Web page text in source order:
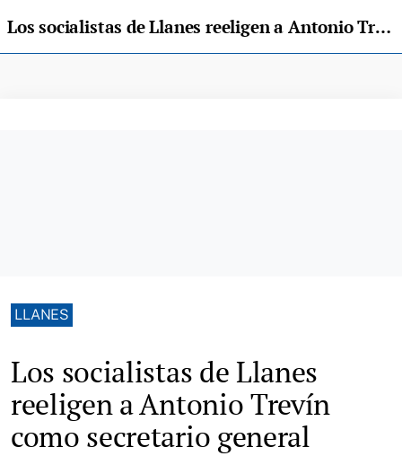
Los socialistas de Llanes reeligen a Antonio Trevín como secretario general
LLANES
Los socialistas de Llanes
reeligen a Antonio Trevín
como secretario general